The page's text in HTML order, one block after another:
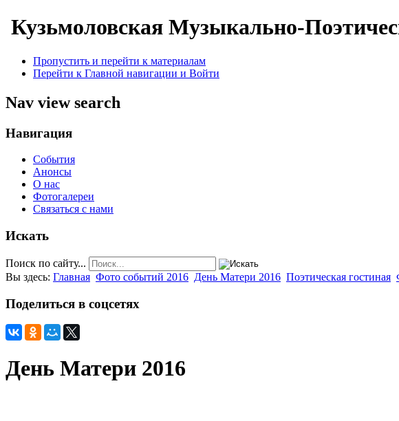
Кузьмоловская Музыкально-
Пропустить и перейти к материалам
Перейти к Главной навигации и Войти
Nav view search
Навигация
События
Анонсы
О нас
Фотогалереи
Связаться с нами
Искать
Поиск по сайту...
Вы здесь: Главная Фото событий 2016 День Матери 2016 Поэтическая гостиная
Поделиться в соцсетях
День Матери 2016